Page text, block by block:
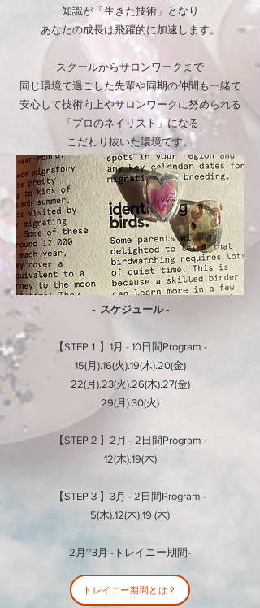
知識が「生きた技術」となり
あなたの成長は飛躍的に加速します。
スクールからサロンワークまで
同じ環境で過ごした先輩や同期の仲間も一緒で
​安心して技術向上やサロンワークに努められる
「プロのネイリスト」になる
こだわり抜いた環境です。
- スケジュール -
​【STEP１】1月 - 10日間Program -
15(月).16(火).19(木).20(金)
22(月).23(火).26(木).27(金)
29(月).30(火)​
【STEP２】2月 - 2日間Program -
12(木).19(木)
【STEP３】3月 - 2日間Program -
5(木).12(木).19 (木)
2月~3月 -トレイニー期間-​
トレイニー期間とは？